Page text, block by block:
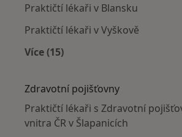
Praktičtí lékaři v Blansku
Praktičtí lékaři v Vyškově
Více (15)
Zdravotní pojišťovny
Praktičtí lékaři s Zdravotní
vnitra ČR v Šlapanicích